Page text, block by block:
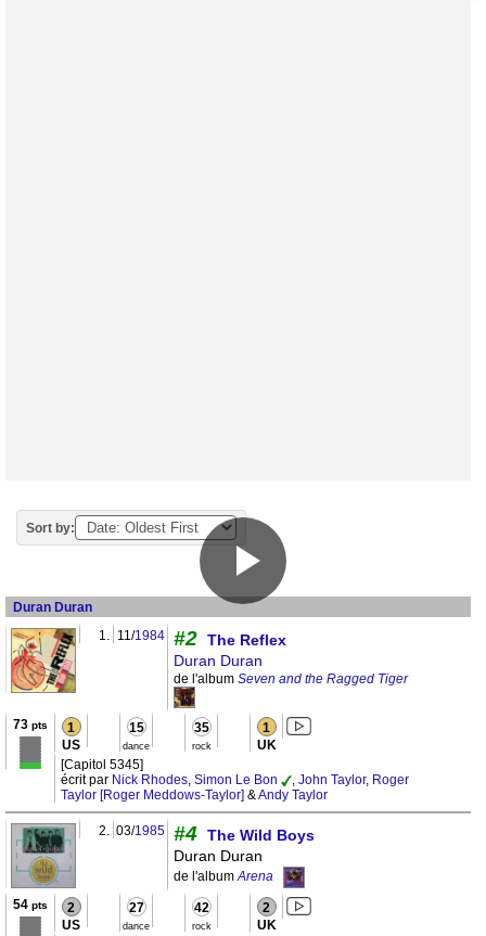
Sort by:
Duran Duran
1. 11/1984 #2 The Reflex
Duran Duran
de l'album Seven and the Ragged Tiger
73 pts 1
US
15
dance
35
rock
1
UK
[Capitol 5345]
écrit par Nick Rhodes, Simon Le Bon , John Taylor, Roger
Taylor [Roger Meddows-Taylor] &Andy Taylor
2. 03/1985 #4 The Wild Boys
Duran Duran
de l'albumArena
54 pts 2
US
27
dance
42
rock
2
UK